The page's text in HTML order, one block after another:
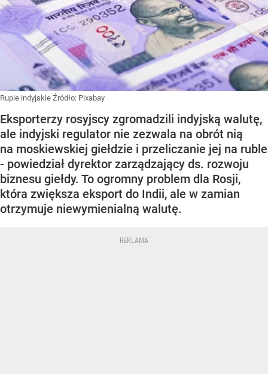
Rupie indyjskie Źródło: Pixabay
Eksporterzy rosyjscy zgromadzili indyjską walutę,
ale indyjski regulator nie zezwala na obrót nią
na moskiewskiej giełdzie i przeliczanie jej na ruble
- powiedział dyrektor zarządzający ds. rozwoju
biznesu giełdy. To ogromny problem dla Rosji,
która zwiększa eksport do Indii, ale w zamian
otrzymuje niewymienialną walutę.